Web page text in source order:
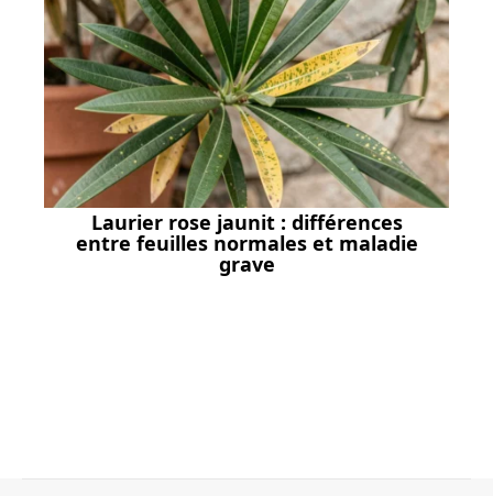
Laurier rose jaunit : différences
entre feuilles normales et maladie
grave